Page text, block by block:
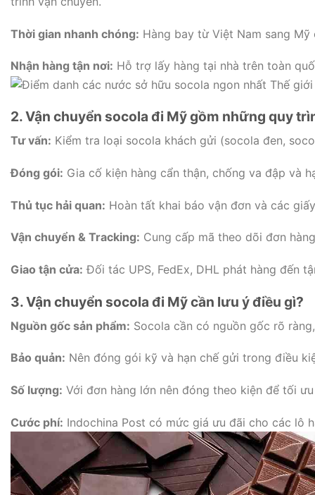
Thời gian nhanh chóng: Hàng bay từ Việt Nam sang
Nhận hàng tận nơi: Hỗ trợ lấy hàng tại nhà trên toàn
2. Vận chuyển socola đi Mỹ gồm những quy
Tư vấn: Kiểm tra loại socola khách gửi (socola đen,
Đóng gói: Gia cố kiện hàng cẩn thận, chống va đập và
Thủ tục hải quan: Hoàn tất khai báo vận đơn và các
Vận chuyển & Tracking: Cung cấp mã theo dõi đơn
Giao tận cửa: Đối tác UPS, FedEx, DHL phát hàng đến
3. Vận chuyển socola đi Mỹ cần lưu ý điều gì?
Nguồn gốc sản phẩm: Socola cần có nguồn gốc rõ
Bảo quản: Nên đóng gói kỹ và hạn chế gửi trong điều
Số lượng: Với đơn hàng lớn nên đóng theo kiện để tối
Cước phí: Indochina Post có mức giá ưu đãi cho các lô